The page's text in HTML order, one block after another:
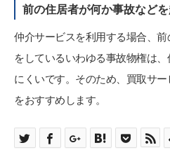
前の住居者が何か事故など
仲介サービスを利用する場合、
をしているいわゆる事故物権は
にくいです。そのため、買取サ
をおすすめします。